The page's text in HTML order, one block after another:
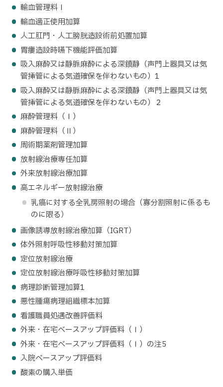
輸血管理料Ⅰ
輸血適正使用加算
人工肛門・人工膀胱造設術前処置加算
胃瘻造設時嚥下機能評価加算
吸入麻酔又は静脈麻酔による深鎮静（声門上器具又は気
管挿管による気道確保を伴わないもの）1
吸入麻酔又は静脈麻酔による深鎮静（声門上器具又は気
管挿管による気道確保を伴わないもの）２
麻酔管理料（Ⅰ）
麻酔管理料（Ⅱ）
周術期薬剤管理加算
放射線治療専任加算
外来放射線治療加算
高エネルギー放射線治療
乳癌に対する全乳房照射の場合（寡分割照射に係るも
のに限る）
画像誘導放射線治療加算（IGRT）
体外照射呼吸性移動対策加算
定位放射線治療
定位放射線治療呼吸性移動対策加算
病理診断管理加算1
悪性腫瘍病理組織標本加算
看護職員処遇改善評価料
外来・在宅ベースアップ評価料（Ⅰ）
外来・在宅ベースアップ評価料（Ⅰ）の注5
入院ベースアップ評価料
酸素の購入単価